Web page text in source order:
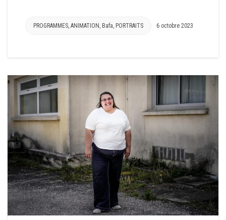
PROGRAMMES, ANIMATION, Bafa, PORTRAITS 6 octobre 2023